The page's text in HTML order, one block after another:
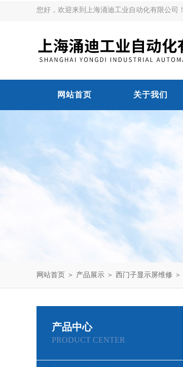
您好，欢迎来到上海涌迪工业自动化有限公司！
网站首页 关于我们
网站首页 ＞ 产品展示 ＞ 西门子显示屏维修 ＞
产品中心
PRODUCT CENTER